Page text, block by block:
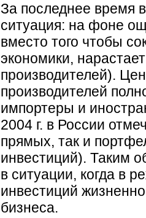
За последнее время
ситуация: на фоне
вместо того чтобы
экономики,
производителей).
производителей
импортеры и
2004 г. в России
прямых, так и
инвестиций). Таким
в ситуации, когда в
инвестиций
бизнеса.